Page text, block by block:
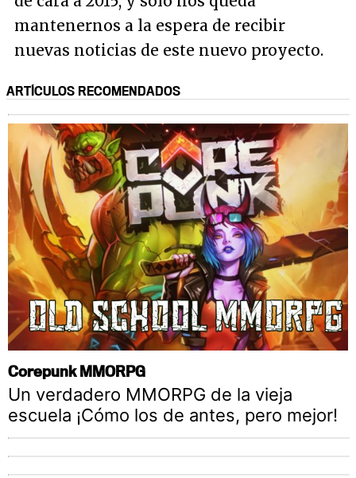
mantenernos a la espera de recibir
nuevas noticias de este nuevo proyecto.
ARTÍCULOS RECOMENDADOS
Corepunk MMORPG
Un verdadero MMORPG de la vieja
escuela ¡Cómo los de antes, pero mejor!